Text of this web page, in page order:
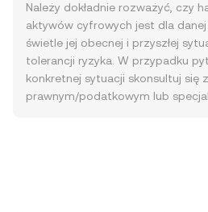
Należy dokładnie rozważyć, czy
aktywów cyfrowych jest dla
świetle jej obecnej i przyszłej
tolerancji ryzyka. W przypadku
konkretnej sytuacji skonsultuj się
prawnym/podatkowym lub